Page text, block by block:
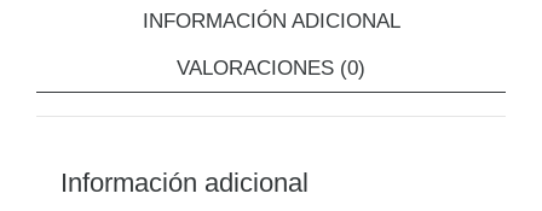
INFORMACIÓN ADICIONAL
VALORACIONES (0)
Información adicional